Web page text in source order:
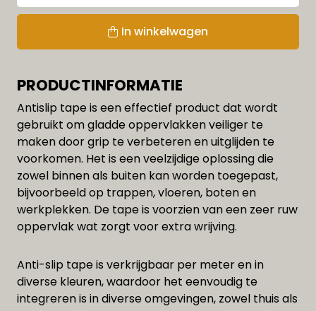
In winkelwagen
PRODUCTINFORMATIE
Antislip tape is een effectief product dat wordt
gebruikt om gladde oppervlakken veiliger te
maken door grip te verbeteren en uitglijden te
voorkomen. Het is een veelzijdige oplossing die
zowel binnen als buiten kan worden toegepast,
bijvoorbeeld op trappen, vloeren, boten en
werkplekken. De tape is voorzien van een zeer ruw
oppervlak wat zorgt voor extra wrijving.
Anti-slip tape is verkrijgbaar per meter en in
diverse kleuren, waardoor het eenvoudig te
integreren is in diverse omgevingen, zowel thuis als